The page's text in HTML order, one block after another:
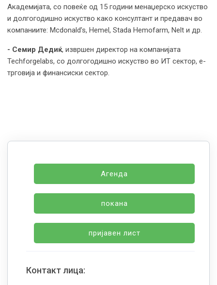
Академијата, со повеќе од 15 години менаџерско искуство
и долгогодишно искуство како консултант и предавач во
компаниите: Mcdonald’s, Hemel, Stada Hemofarm, Nelt и др.
- Семир Дедиќ, извршен директор на компанијата
Techforgelabs, со долгогодишно искуство во ИТ сектор, е-
трговија и финансиски сектор.
Агенда
покана
пријавен лист
Контакт лица: